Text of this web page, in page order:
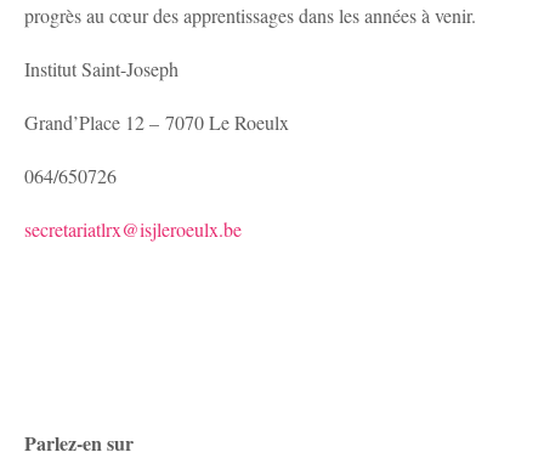
progrès au cœur des apprentissages dans les années à venir.
Institut Saint-Joseph
Grand’Place 12 – 7070 Le Roeulx
064/650726
secretariatlrx@isjleroeulx.be
Parlez-en sur